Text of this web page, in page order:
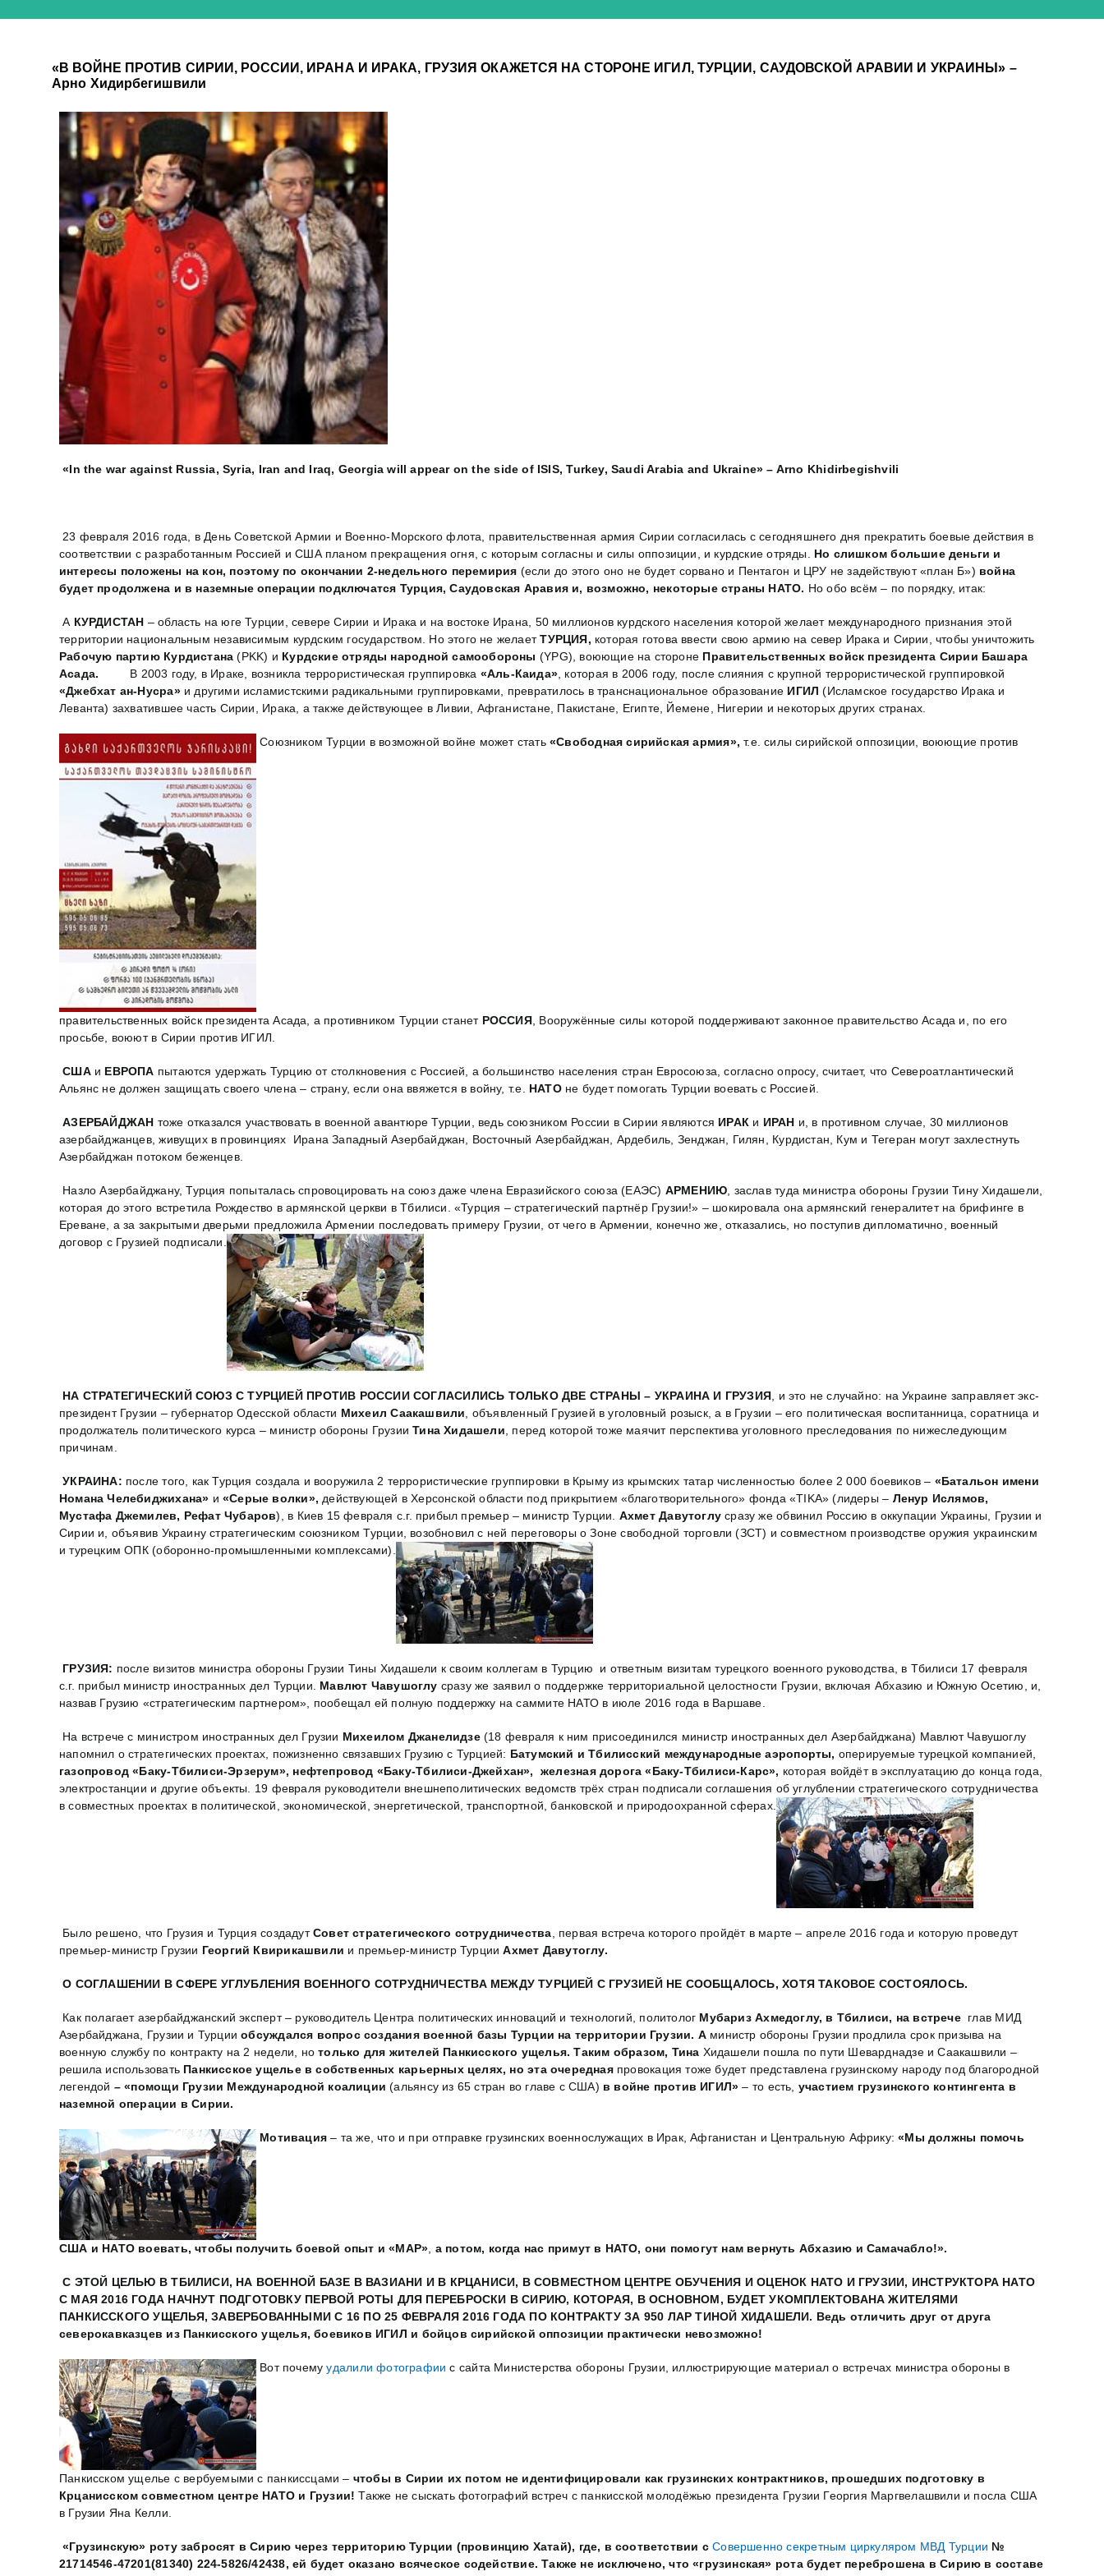
«В ВОЙНЕ ПРОТИВ СИРИИ, РОССИИ, ИРАНА И ИРАКА, ГРУЗИЯ ОКАЖЕТСЯ НА СТОРОНЕ ИГИЛ, ТУРЦИИ, САУДОВСКОЙ АРАВИИ И УКРАИНЫ» –
Арно Хидирбегишвили
«In the war against Russia, Syria, Iran and Iraq, Georgia will appear on the side of ISIS, Turkey, Saudi Arabia and Ukraine» – Arno Khidirbegishvili
23 февраля 2016 года, в День Советской Армии и Военно-Морского флота, правительственная армия Сирии согласилась c сегодняшнего дня прекратить боевые действия в
соответствии с разработанным Россией и США планом прекращения огня, с которым согласны и силы оппозиции, и курдские отряды. Но слишком большие деньги и
интересы положены на кон, поэтому по окончании 2-недельного перемирия (если до этого оно не будет сорвано и Пентагон и ЦРУ не задействуют «план Б») война
будет продолжена и в наземные операции подключатся Турция, Саудовская Аравия и, возможно, некоторые страны НАТО. Но обо всём – по порядку, итак:
АКУРДИСТАН – область на юге Турции, севере Сирии и Ирака и на востоке Ирана, 50 миллионов курдского населения которой желает международного признания этой
территории национальным независимым курдским государством. Но этого не желаетТУРЦИЯ, которая готова ввести свою армию на север Ирака и Сирии, чтобы уничтожить
Рабочую партию Курдистана (PKK) и Курдские отряды народной самообороны (YPG), воюющие на стороне Правительственных войск президента Сирии Башара
Асада.
В 2003 году, в Ираке, возникла террористическая группировка «Аль-Каида», которая в 2006 году, после слияния с крупной террористической группировкой
«Джебхат ан-Нусра»и другими исламистскими радикальными группировками, превратилось в транснациональное образование ИГИЛ (Исламское государство Ирака и
Леванта) захватившее часть Сирии, Ирака, а также действующее в Ливии, Афганистане, Пакистане, Египте, Йемене, Нигерии и некоторых других странах.
Союзником Турции в возможной войне может стать«Свободная сирийская армия», т.е. силы сирийской оппозиции, воюющие против
правительственных войск президента Асада, а противником Турции станет РОССИЯ, Вооружённые силы которой поддерживают законное правительство Асада и, по его
просьбе, воюют в Сирии против ИГИЛ.
США и ЕВРОПА пытаются удержать Турцию от столкновения с Россией, а большинство населения стран Евросоюза, согласно опросу, считает, что Североатлантический
Альянс не должен защищать своего члена – страну, если она ввяжется в войну, т.е. НАТО не будет помогать Турции воевать с Россией.
АЗЕРБАЙДЖАН тоже отказался участвовать в военной авантюре Турции, ведь союзником России в Сирии являются ИРАК и ИРАН и, в противном случае, 30 миллионов
азербайджанцев, живущих в провинциях Ирана Западный Азербайджан, Восточный Азербайджан, Ардебиль, Зенджан, Гилян, Курдистан, Кум и Тегеран могут захлестнуть
Азербайджан потоком беженцев.
Назло Азербайджану, Турция попыталась спровоцировать на союз даже члена Евразийского союза (ЕАЭС) АРМЕНИЮ, заслав туда министра обороны Грузии Тину Хидашели,
которая до этого встретила Рождество в армянской церкви в Тбилиси. «Турция – стратегический партнёр Грузии!» – шокировала она армянский генералитет на брифинге в
Ереване, а за закрытыми дверьми предложила Армении последовать примеру Грузии, от чего в Армении, конечно же, отказались, но поступив дипломатично, военный
договор с Грузией подписали.
НА СТРАТЕГИЧЕСКИЙ СОЮЗ С ТУРЦИЕЙ ПРОТИВ РОССИИ СОГЛАСИЛИСЬ ТОЛЬКО ДВЕ СТРАНЫ – УКРАИНА И ГРУЗИЯ, и это не случайно: на Украине заправляет экс-
президент Грузии – губернатор Одесской области Михеил Саакашвили, объявленный Грузией в уголовный розыск, а в Грузии – его политическая воспитанница, соратница и
продолжатель политического курса – министр обороны ГрузииТина Хидашели, перед которой тоже маячит перспектива уголовного преследования по нижеследующим
причинам.
УКРАИНА: после того, как Турция создала и вооружила 2 террористические группировки в Крыму из крымских татар численностью более 2 000 боевиков – «Батальон имени
Номана Челебиджихана» и«Серые волки», действующей в Херсонской области под прикрытием «благотворительного» фонда «TIKA» (лидеры – Ленур Ислямов,
Мустафа Джемилев, Рефат Чубаров), в Киев 15 февраля с.г. прибыл премьер – министр Турции. Ахмет Давутоглу сразу же обвинил Россию в оккупации Украины, Грузии и
Сирии и, объявив Украину стратегическим союзником Турции, возобновил с ней переговоры о Зоне свободной торговли (ЗСТ) и совместном производстве оружия украинским
и турецким ОПК (оборонно-промышленными комплексами).
ГРУЗИЯ: после визитов министра обороны Грузии Тины Хидашели к своим коллегам в Турцию и ответным визитам турецкого военного руководства, в Тбилиси 17 февраля
с.г. прибыл министр иностранных дел Турции. Мавлют Чавушоглу сразу же заявил о поддержке территориальной целостности Грузии, включая Абхазию и Южную Осетию, и,
назвав Грузию «стратегическим партнером», пообещал ей полную поддержку на саммите НАТО в июле 2016 года в Варшаве.
На встрече с министром иностранных дел Грузии Михеилом Джанелидзе(18 февраля к ним присоединился министр иностранных дел Азербайджана) Мавлют Чавушоглу
напомнил о стратегических проектах, пожизненно связавших Грузию с Турцией: Батумский и Тбилисский международные аэропорты, оперируемые турецкой компанией,
газопровод «Баку-Тбилиси-Эрзерум», нефтепровод «Баку-Тбилиси-Джейхан», железная дорога «Баку-Тбилиси-Карс», которая войдёт в эксплуатацию до конца года,
электростанции и другие объекты. 19 февраля руководители внешнеполитических ведомств трёх стран подписали соглашения об углублении стратегического сотрудничества
в совместных проектах в политической, экономической, энергетической, транспортной, банковской и природоохранной сферах.
Было решено, что Грузия и Турция создадутСовет стратегического сотрудничества, первая встреча которого пройдёт в марте – апреле 2016 года и которую проведут
премьер-министр Грузии Георгий Квирикашвили и премьер-министр ТурцииАхмет Давутоглу.
О СОГЛАШЕНИИ В СФЕРЕ УГЛУБЛЕНИЯ ВОЕННОГО СОТРУДНИЧЕСТВА МЕЖДУ ТУРЦИЕЙ С ГРУЗИЕЙ НЕ СООБЩАЛОСЬ, ХОТЯ ТАКОВОЕ СОСТОЯЛОСЬ.
Как полагает азербайджанский эксперт – руководитель Центра политических инноваций и технологий, политолог Мубариз Ахмедоглу, в Тбилиси, на встрече глав МИД
Азербайджана, Грузии и Турцииобсуждался вопрос создания военной базы Турции на территории Грузии. А министр обороны Грузии продлила срок призыва на
военную службу по контракту на 2 недели, нотолько для жителей Панкисского ущелья.Таким образом, Тина Хидашели пошла по пути Шеварднадзе и Саакашвили –
решила использовать Панкисское ущелье в собственных карьерных целях, но эта очередная провокация тоже будет представлена грузинскому народу под благородной
легендой – «помощи Грузии Международной коалиции(альянсу из 65 стран во главе с США) в войне против ИГИЛ»– то есть, участием грузинского контингента в
наземной операции в Сирии.
Мотивация– та же, что и при отправке грузинских военнослужащих в Ирак, Афганистан и Центральную Африку:«Мы должны помочь
США и НАТО воевать, чтобы получить боевой опыт и «МАР», а потом, когда нас примут в НАТО, они помогут нам вернуть Абхазию и Самачабло!».
С ЭТОЙ ЦЕЛЬЮ В ТБИЛИСИ, НА ВОЕННОЙ БАЗЕ В ВАЗИАНИ И В КРЦАНИСИ, В СОВМЕСТНОМ ЦЕНТРЕ ОБУЧЕНИЯ И ОЦЕНОК НАТО И ГРУЗИИ, ИНСТРУКТОРА НАТО
С МАЯ 2016 ГОДА НАЧНУТ ПОДГОТОВКУ ПЕРВОЙ РОТЫ ДЛЯ ПЕРЕБРОСКИ В СИРИЮ, КОТОРАЯ, В ОСНОВНОМ, БУДЕТ УКОМПЛЕКТОВАНА ЖИТЕЛЯМИ
ПАНКИССКОГО УЩЕЛЬЯ, ЗАВЕРБОВАННЫМИ С 16 ПО 25 ФЕВРАЛЯ 2016 ГОДА ПО КОНТРАКТУ ЗА 950 ЛАР ТИНОЙ ХИДАШЕЛИ. Ведь отличить друг от друга
северокавказцев из Панкисского ущелья, боевиков ИГИЛ и бойцов сирийской оппозиции практически невозможно!
Вот почемуудалили фотографии с сайта Министерства обороны Грузии, иллюстрирующие материал о встречах министра обороны в
Панкисском ущелье с вербуемыми с панкиссцами – чтобы в Сирии их потом не идентифицировали как грузинских контрактников, прошедших подготовку в
Крцанисском совместном центре НАТО и Грузии!Также не сыскать фотографий встреч с панкисской молодёжью президента Грузии Георгия Маргвелашвили и посла США
в Грузии Яна Келли.
«Грузинскую» роту забросят в Сирию через территорию Турции (провинцию Хатай), где, в соответствии сСовершенно секретным циркуляром МВД Турции №
21714546-47201(81340) 224-5826/42438, ей будет оказано всяческое содействие. Также не исключено, что «грузинская» рота будет переброшена в Сирию в составе